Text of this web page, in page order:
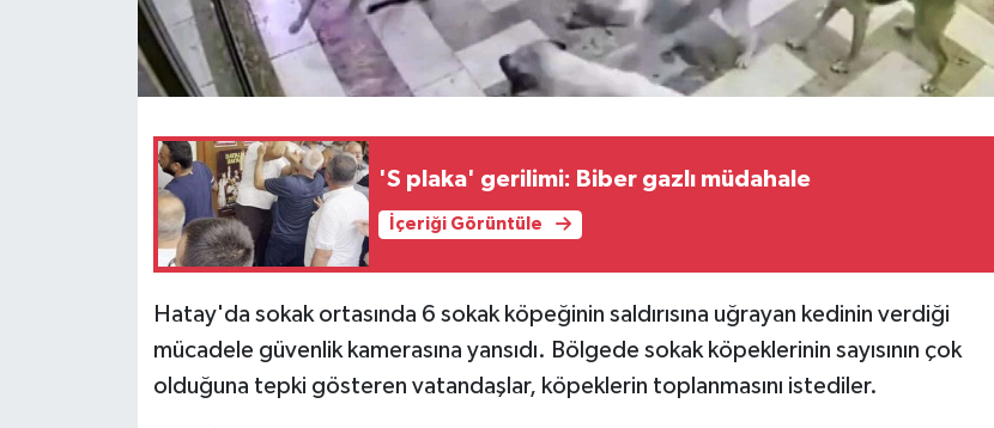
'S plaka' gerilimi: Biber gazlı müdahale
İçeriği Görüntüle
Hatay'da sokak ortasında 6 sokak köpeğinin saldırısına uğrayan kedinin verdiği
mücadele güvenlik kamerasına yansıdı. Bölgede sokak köpeklerinin sayısının çok
olduğuna tepki gösteren vatandaşlar, köpeklerin toplanmasını istediler.